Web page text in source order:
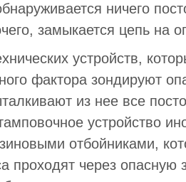
ничего
замыкается цепь на
устройств,
фактора зондируют
из нее все
устройство
отбойниками,
проходят через опасную